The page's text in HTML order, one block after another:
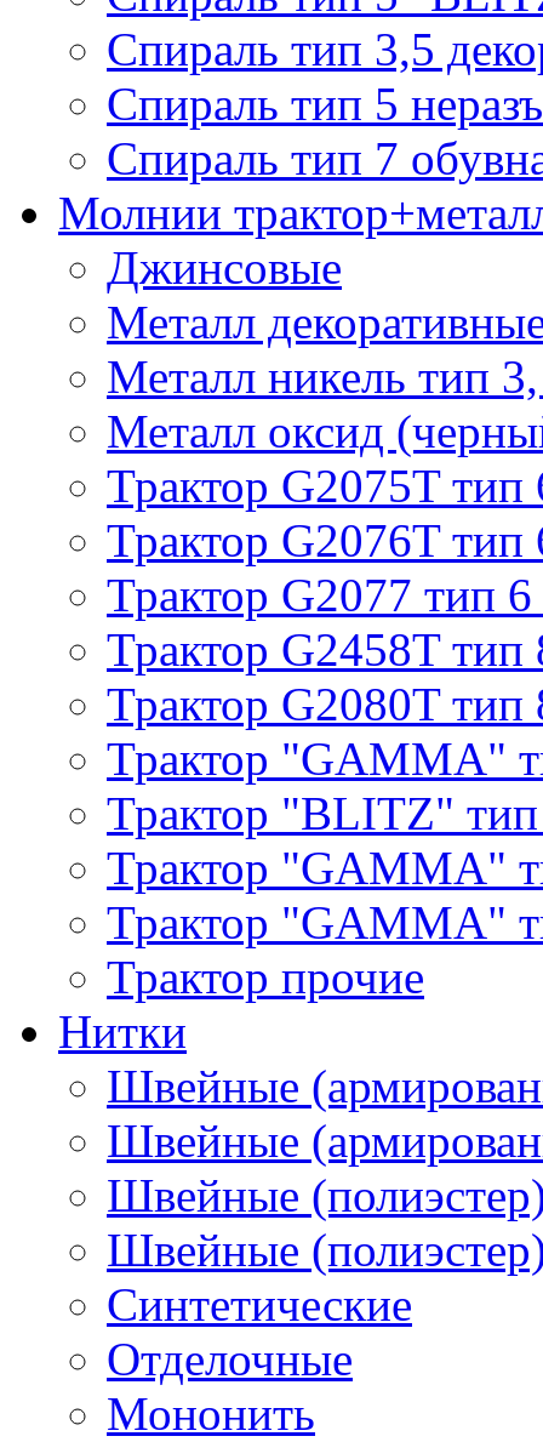
Спираль тип 3,5
Спираль тип 5
Спираль тип 7
Молнии
Джинсовые
Металл
Металл никель тип
Металл оксид
Трактор G2075T тип
Трактор G2076T тип
Трактор G2077 тип 6
Трактор G2458T тип
Трактор G2080T тип
Трактор "GAMMA"
Трактор "BLITZ"
Трактор "GAMMA"
Трактор "GAMMA"
Трактор прочие
Нитки
Швейные
Швейные
Швейные
Швейные
Синтетические
Отделочные
Мононить